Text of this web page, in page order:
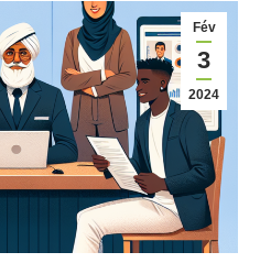
Fév
3
2024